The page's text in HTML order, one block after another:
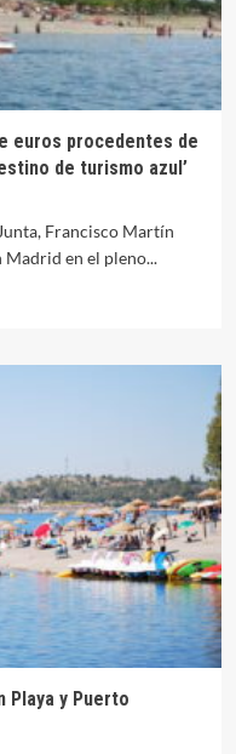
euros procedentes de
de turismo azul’
Francisco Martín
en el pleno...
Playa y Puerto